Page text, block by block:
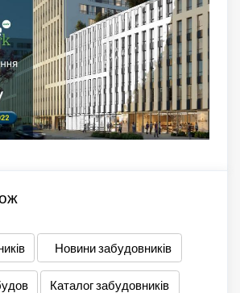
Новини забудовників
Каталог забудовників